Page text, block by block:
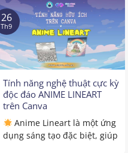
Tính năng nghệ thuật cực kỳ
độc đáo ANIME LINEART
trên Canva
Anime Lineart là một ứng
dụng sáng tạo đặc biệt, giúp
26
Th9